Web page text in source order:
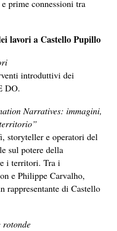
prime connessioni tra
lavori a Castello Pupillo
introduttivi dei
DO.
Narratives: immagini,
storyteller e operatori del
sul potere della
i territori. Tra i
e Philippe Carvalho,
rappresentante di Castello
rotonde